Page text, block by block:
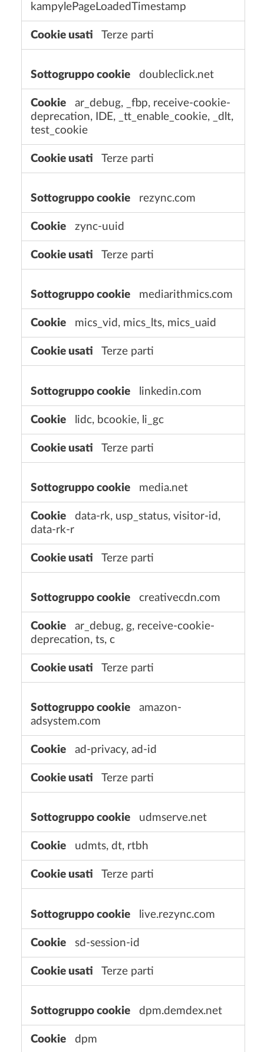
kampylePageLoadedTimestamp
Terze parti
doubleclick.net
ar_debug, _fbp, receive-cookie-
deprecation, IDE, _tt_enable_cookie, _dlt,
test_cookie
Terze parti
rezync.com
zync-uuid
Terze parti
mediarithmics.com
mics_vid, mics_lts, mics_uaid
Terze parti
linkedin.com
lidc, bcookie, li_gc
Terze parti
media.net
data-rk, usp_status, visitor-id,
data-rk-r
Terze parti
creativecdn.com
ar_debug, g, receive-cookie-
deprecation, ts, c
Terze parti
amazon-
adsystem.com
ad-privacy, ad-id
Terze parti
udmserve.net
udmts, dt, rtbh
Terze parti
live.rezync.com
sd-session-id
Terze parti
dpm.demdex.net
dpm